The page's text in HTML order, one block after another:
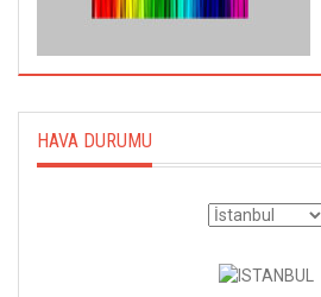
HAVA DURUMU